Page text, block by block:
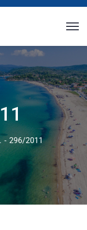
296/2011